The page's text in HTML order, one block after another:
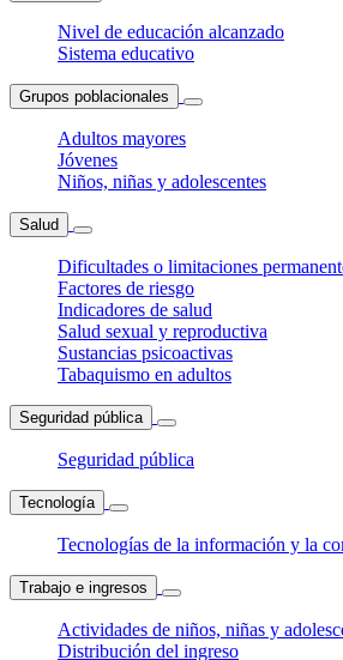
Nivel de educación alcanzado
Sistema educativo
Grupos poblacionales
Adultos mayores
Jóvenes
Niños, niñas y adolescentes
Salud
Dificultades o limitaciones
Factores de riesgo
Indicadores de salud
Salud sexual y reproductiva
Sustancias psicoactivas
Tabaquismo en adultos
Seguridad pública
Seguridad pública
Tecnología
Tecnologías de la información y la
Trabajo e ingresos
Actividades de niños, niñas y
Distribución del ingreso